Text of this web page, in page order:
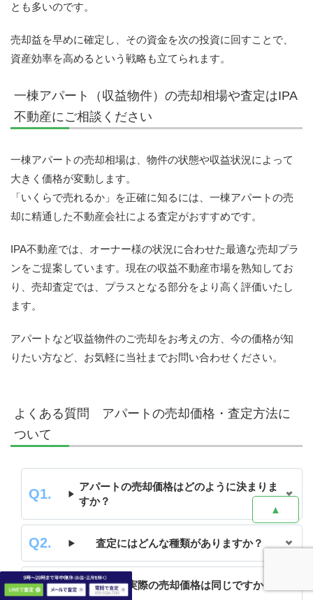
とも多いのです。
売却益を早めに確定し、その資金を次の投資に回すことで、
資産効率を高めるという戦略も立てられます。
一棟アパート（収益物件）の売却相場や査定はIPA
不動産にご相談ください
一棟アパートの売却相場は、物件の状態や収益状況によって
大きく価格が変動します。
「いくらで売れるか」を正確に知るには、一棟アパートの売
却に精通した不動産会社による査定がおすすめです。
IPA不動産では、オーナー様の状況に合わせた最適な売却プラ
ンをご提案しています。現在の収益不動産市場を熟知してお
り、売却査定では、プラスとなる部分をより高く評価いたし
ます。
アパートなど収益物件のご売却をお考えの方、今の価格が知
りたい方など、お気軽に当社までお問い合わせください。
よくある質問 アパートの売却価格・査定方法に
ついて
アパートの売却価格はどのように決まりま
すか？
査定にはどんな種類がありますか？
査定額と実際の売却価格は同じですか？
▲